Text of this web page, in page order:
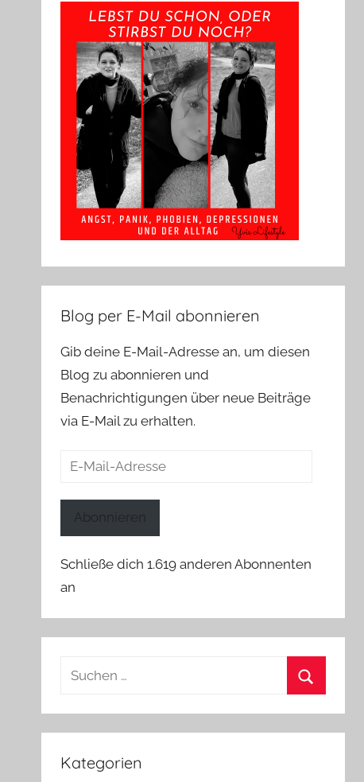
Blog per E-Mail abonnieren
Gib deine E-Mail-Adresse an, um diesen
Blog zu abonnieren und
Benachrichtigungen über neue Beiträge
via E-Mail zu erhalten.
E-
Abonnieren
Schließe dich 1.619 anderen Abonnenten
an
Suchen
Kategorien